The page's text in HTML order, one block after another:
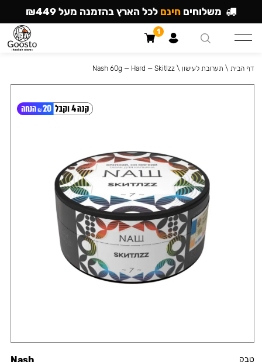
טבק
דף הבית \ תערובת לעישון \
Nash 60g — Hard — Skitlzz
משלוחים חינם לכל הארץ בהזמנה מעל ₪449
1